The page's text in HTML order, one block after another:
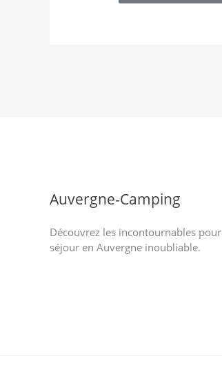
Auvergne-Camping
Découvrez les incontournables
séjour en Auvergne inoubliable.